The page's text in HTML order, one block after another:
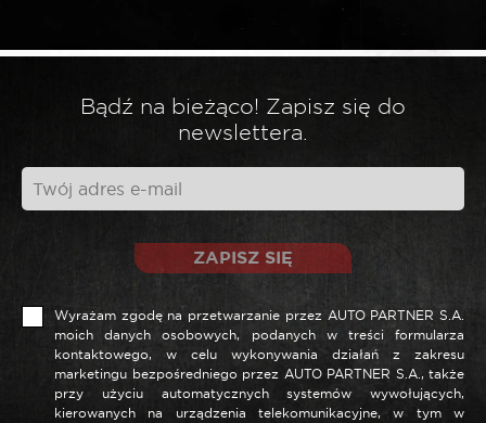
Bądź na bieżąco! Zapisz się do
newslettera.
ZAPISZ SIĘ
Wyrażam zgodę na przetwarzanie przez AUTO PARTNER S.A.
moich danych osobowych, podanych w treści formularza
kontaktowego, w celu wykonywania działań z zakresu
marketingu bezpośredniego przez AUTO PARTNER S.A., także
przy użyciu automatycznych systemów wywołujących,
kierowanych na urządzenia telekomunikacyjne, w tym w